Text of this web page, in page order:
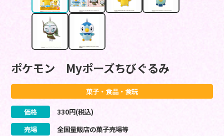
ポケモン Myポーズちびぐるみ
菓子・食品・食玩
価格 330円(税込)
売場
全国量販店の菓子売場等